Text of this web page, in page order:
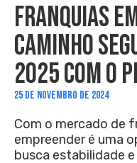
FRANQUIAS
CAMINHO
2025 COM O
25 DE NOVEMBRO DE 2024
Com o mercado de
empreender é uma
busca estabilidade